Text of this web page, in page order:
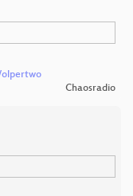
Chaosradio